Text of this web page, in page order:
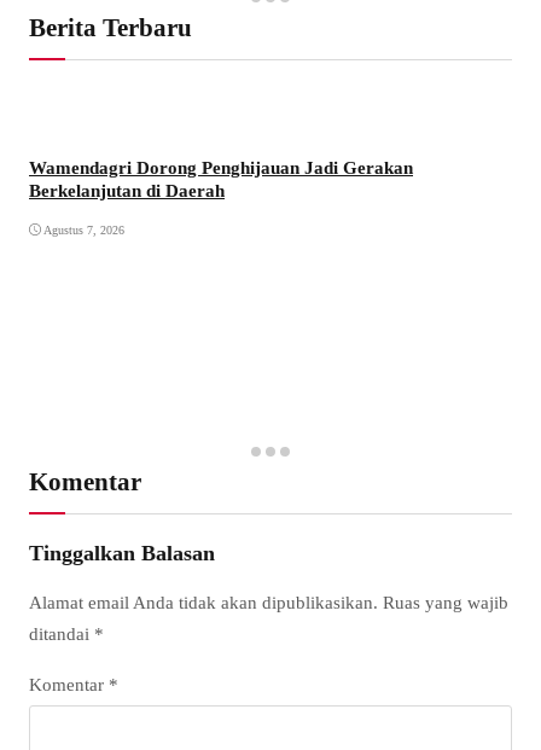
Berita Terbaru
Wamendagri Dorong Penghijauan Jadi Gerakan
Berkelanjutan di Daerah
Agustus 7, 2026
Komentar
Tinggalkan Balasan
Alamat email Anda tidak akan dipublikasikan. Ruas yang wajib
ditandai *
Komentar *